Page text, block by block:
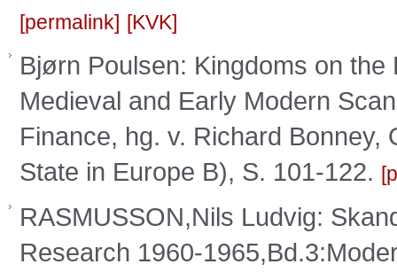
permalink KVK
Bjørn Poulsen: Kingdoms on
Medieval and Early Modern
Finance, hg. v. Richard
State in Europe B), S. 101-122.
RASMUSSON,Nils Ludvig:
Research 1960-